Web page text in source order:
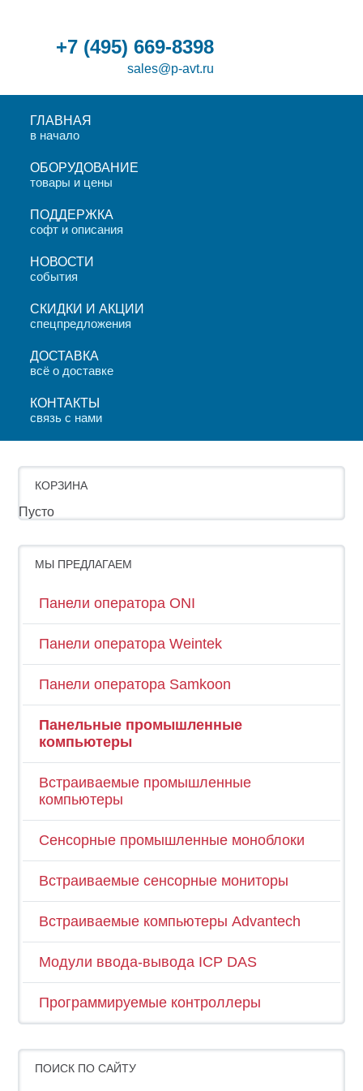
+7 (495) 669-8398
sales@p-avt.ru
ГЛАВНАЯ
в начало
ОБОРУДОВАНИЕ
товары и цены
ПОДДЕРЖКА
софт и описания
НОВОСТИ
события
СКИДКИ И АКЦИИ
спецпредложения
ДОСТАВКА
всё о доставке
КОНТАКТЫ
связь с нами
КОРЗИНА
Пусто
МЫ ПРЕДЛАГАЕМ
Панели оператора ONI
Панели оператора Weintek
Панели оператора Samkoon
Панельные промышленные
компьютеры
Встраиваемые промышленные
компьютеры
Сенсорные промышленные моноблоки
Встраиваемые сенсорные мониторы
Встраиваемые компьютеры Advantech
Модули ввода-вывода ICP DAS
Программируемые контроллеры
ПОИСК ПО САЙТУ